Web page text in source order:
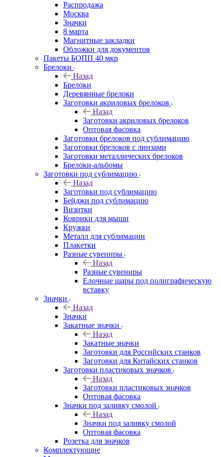
Распродажа
Москва
Значки
8 марта
Магнитные закладки
Обложки для документов
Пакеты БОПП 40 мкр
Брелоки
Назад
Брелоки
Деревянные брелоки
Заготовки акриловых брелоков
Назад
Заготовки акриловых брелоков
Оптовая фасовка
Заготовки брелоков под сублимацию
Заготовки брелоков с линзами
Заготовки металлических брелоков
Брелоки-альбомы
Заготовки под сублимацию
Назад
Заготовки под сублимацию
Бейджи под сублимацию
Визитки
Коврики для мыши
Кружки
Металл для сублимации
Плакетки
Разные сувениры
Назад
Разные сувениры
Елочные шары под полиграфическую
вставку
Значки
Назад
Значки
Закатные значки
Назад
Закатные значки
Заготовки для Российских станков
Заготовки для Китайских станков
Заготовки пластиковых значков
Назад
Заготовки пластиковых значков
Оптовая фасовка
Значки под заливку смолой
Назад
Значки под заливку смолой
Оптовая фасовка
Розетка для значков
Комплектующие